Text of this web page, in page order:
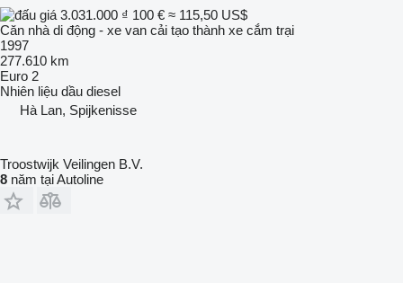
3.031.000 ₫ 100 € ≈ 115,50 US$
Căn nhà di động - xe van cải tạo thành xe cắm trại
1997
277.610 km
Euro 2
Nhiên liệu dầu diesel
Hà Lan, Spijkenisse
Troostwijk Veilingen B.V.
8 năm tại Autoline